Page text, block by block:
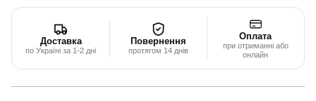
Доставка
по Україні за 1-2 дні
Повернення
протягом 14 днів
Оплата
при отриманні або
онлайн